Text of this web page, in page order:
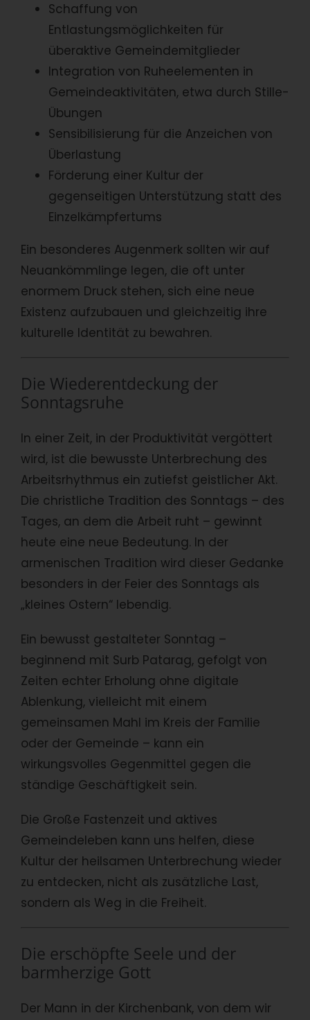
Schaffung von
Entlastungsmöglichkeiten für
überaktive Gemeindemitglieder
Integration von Ruheelementen in
Gemeindeaktivitäten, etwa durch Stille-
Übungen
Sensibilisierung für die Anzeichen von
Überlastung
Förderung einer Kultur der
gegenseitigen Unterstützung statt des
Einzelkämpfertums
Ein besonderes Augenmerk sollten wir auf
Neuankömmlinge legen, die oft unter
enormem Druck stehen, sich eine neue
Existenz aufzubauen und gleichzeitig ihre
kulturelle Identität zu bewahren.
Die Wiederentdeckung der
Sonntagsruhe
In einer Zeit, in der Produktivität vergöttert
wird, ist die bewusste Unterbrechung des
Arbeitsrhythmus ein zutiefst geistlicher Akt.
Die christliche Tradition des Sonntags – des
Tages, an dem die Arbeit ruht – gewinnt
heute eine neue Bedeutung. In der
armenischen Tradition wird dieser Gedanke
besonders in der Feier des Sonntags als
„kleines Ostern“ lebendig.
Ein bewusst gestalteter Sonntag –
beginnend mit Surb Patarag, gefolgt von
Zeiten echter Erholung ohne digitale
Ablenkung, vielleicht mit einem
gemeinsamen Mahl im Kreis der Familie
oder der Gemeinde – kann ein
wirkungsvolles Gegenmittel gegen die
ständige Geschäftigkeit sein.
Die Große Fastenzeit und aktives
Gemeindeleben kann uns helfen, diese
Kultur der heilsamen Unterbrechung wieder
zu entdecken, nicht als zusätzliche Last,
sondern als Weg in die Freiheit.
Die erschöpfte Seele und der
barmherzige Gott
Der Mann in der Kirchenbank, von dem wir